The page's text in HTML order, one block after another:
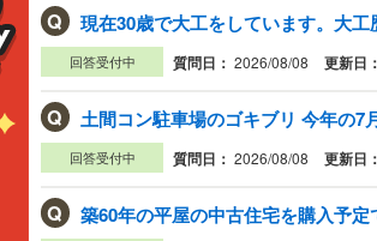
Q 現在30歳で大工をしています。大
回答受付中 質問日： 2026/08/08 更新日：
Q 土間コン駐車場のゴキブリ 今年の7
回答受付中 質問日： 2026/08/08 更新日：
Q